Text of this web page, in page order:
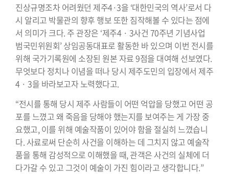
진상규명조차 어려웠던 제주4·3을 ‘대한민국의 역사’로서 다
시 알리고 박물관의 향후 행보 또한 짐작해볼 수 있다는 점에
서 의미가 크다. 주 관장은 ‘제주4 · 3사건 70주년 기념사업
범국민위원회’ 상임공동대표로 활동한 바 있으며 이번 전시를
위해 국가기록원에 소장된 원본 자료 9점을 대여해 선보였다.
무엇보다 정치나 이념을 떠나 당시 제주도민의 입장에서 제주
4 · 3을 바라보고자 노력했다고.
“전시를 통해 당시 제주 사람들이 어떤 억압을 당했고 어떤 공
포를 느꼈고 왜 죽음을 당해야 했는지를 보여주는 게 가장 중
요했고, 이를 위해 예술작품이 있어야 함을 절실히 느꼈습니
다. 사료로써 단순히 사건을 이해하는 데 그치지 않고 예술작
품을 통해 감성적으로 이해했을 때, 관객은 사건의 실체에 더
다가갈 수 있고 그것이 예술이 가진 힘이라고 생각합니다.”